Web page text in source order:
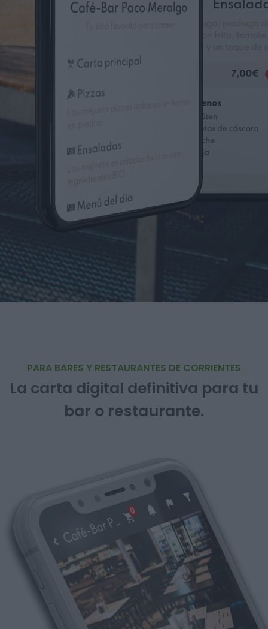
PARA BARES Y RESTAURANTES DE CORRIENTES
La carta digital definitiva para tu
bar o restaurante.